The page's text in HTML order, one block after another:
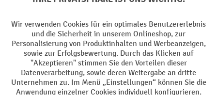
Sprachen
DE FR
AGB Impressum Datenschutz Privacy Settings